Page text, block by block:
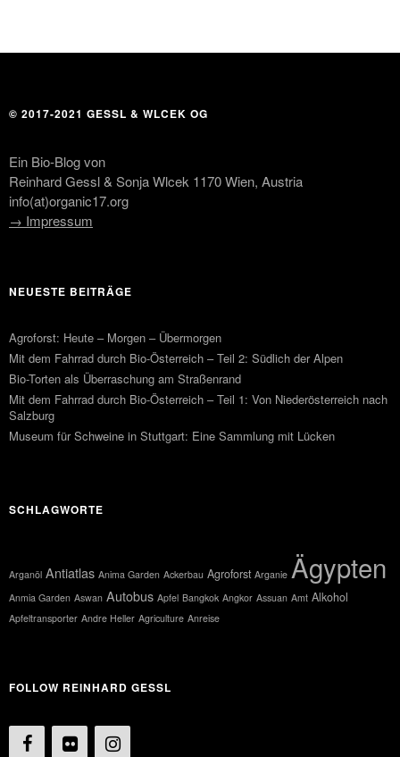
© 2017-2021 GESSL & WLCEK OG
Ein Bio-Blog von
Reinhard Gessl & Sonja Wlcek 1170 Wien, Austria
info(at)organic17.org
→ Impressum
NEUESTE BEITRÄGE
Agroforst: Heute – Morgen – Übermorgen
Mit dem Fahrrad durch Bio-Österreich – Teil 2: Südlich der Alpen
Bio-Torten als Überraschung am Straßenrand
Mit dem Fahrrad durch Bio-Österreich – Teil 1: Von Niederösterreich nach
Salzburg
Museum für Schweine in Stuttgart: Eine Sammlung mit Lücken
SCHLAGWORTE
Arganöl Antiatlas Anima Garden Ackerbau Agroforst Arganie Ägypten
Anmia Garden Aswan Autobus Apfel Bangkok Angkor Assuan Amt Alkohol
Apfeltransporter Andre Heller Agriculture Anreise
FOLLOW REINHARD GESSL